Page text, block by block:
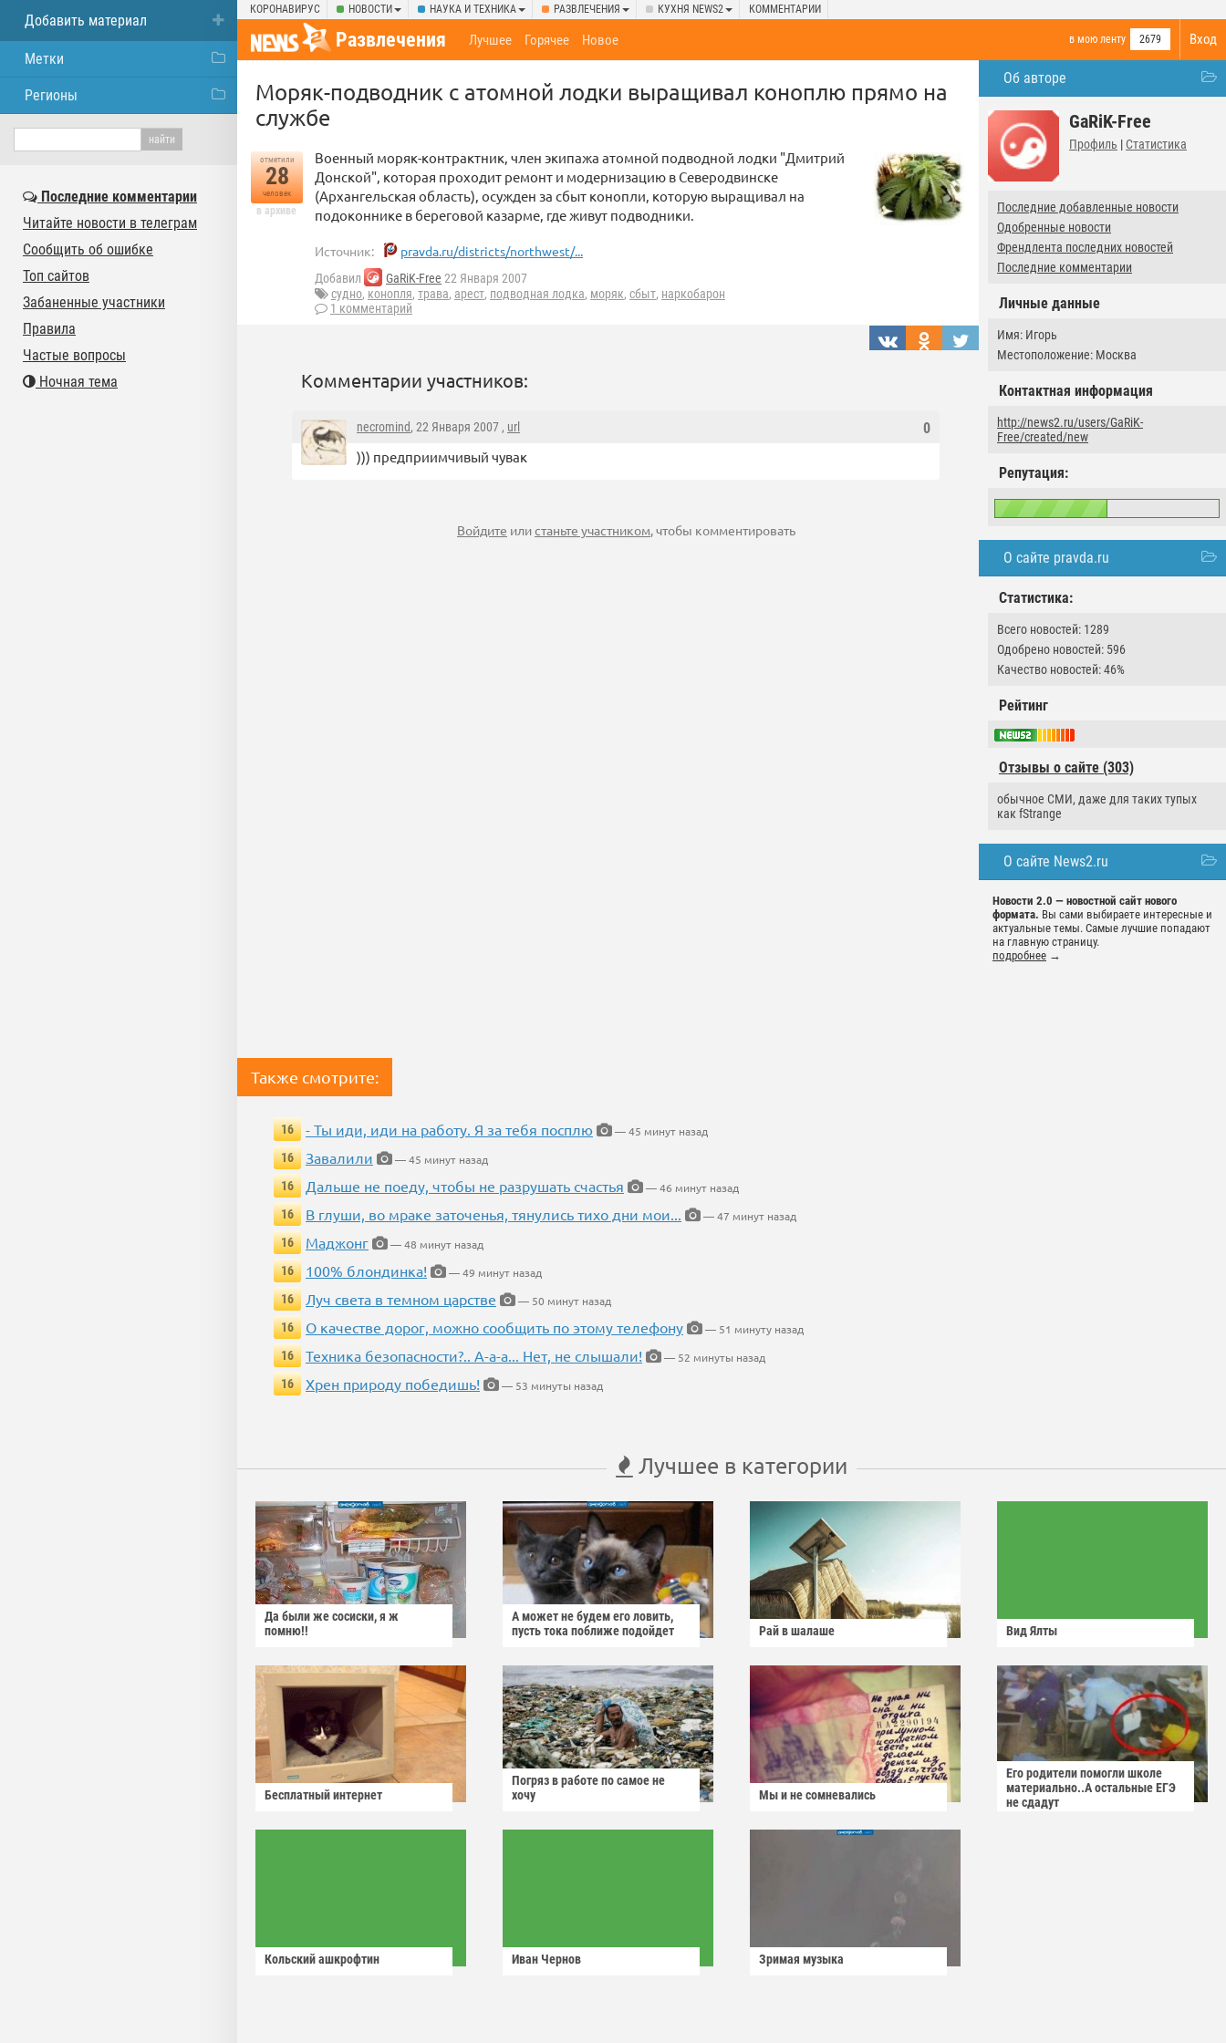
КОРОНАВИРУС НОВОСТИ НАУКА И ТЕХНИКА РАЗВЛЕЧЕНИЯ КУХНЯ NEWS2 КОММЕНТАРИИ
Вход
Развлечения в мою ленту 2679
Лучшее Горячее Новое
Об авторе
GaRiK-Free
Профиль | Статистика
Последние добавленные новости
Одобренные новости
Френдлента последних новостей
Последние комментарии
Личные данные
Имя: Игорь
Местоположение: Москва
Контактная информация
http://news2.ru/users/GaRiK-
Free/created/new
Репутация:
О сайте pravda.ru
Статистика:
Всего новостей: 1289
Одобрено новостей: 596
Качество новостей: 46%
Рейтинг
Отзывы о сайте (303)
обычное СМИ, даже для таких тупых
как fStrange
О сайте News2.ru
Новости 2.0 — новостной сайт нового
формата. Вы сами выбираете интересные и
актуальные темы. Самые лучшие попадают
на главную страницу.
подробнее →
Моряк-подводник с атомной лодки выращивал коноплю прямо на
службе
отметили
28
человек
в архиве
Военный моряк-контрактник, член экипажа атомной подводной лодки "Дмитрий
Донской", которая проходит ремонт и модернизацию в Северодвинске
(Архангельская область), осужден за сбыт конопли, которую выращивал на
подоконнике в береговой казарме, где живут подводники.
Источник: pravda.ru/districts/northwest/...
Добавил GaRiK-Free 22 Января 2007
судно, конопля, трава, арест, подводная лодка, моряк, сбыт, наркобарон
1 комментарий
Комментарии участников:
0
necromind, 22 Января 2007 , url
))) предприимчивый чувак
Войдите илистаньте участником, чтобы комментировать
Также смотрите:
16 - Ты иди, иди на работу. Я за тебя посплю
— 45 минут назад
16
Завалили
— 45 минут назад
16
Дальше не поеду, чтобы не разрушать счастья
— 46 минут назад
16
В глуши, во мраке заточенья, тянулись тихо дни мои...
— 47 минут назад
16
Маджонг
— 48 минут назад
16
100% блондинка!
— 49 минут назад
16
Луч света в темном царстве
— 50 минут назад
16
О качестве дорог, можно сообщить по этому телефону
— 51 минуту назад
16
Техника безопасности?.. А-а-а... Нет, не слышали!
— 52 минуты назад
16
Хрен природу победишь! — 53 минуты назад
Лучшее в категории
Да были же сосиски, я ж
помню!!
А может не будем его ловить,
пусть тока поближе подойдет
Рай в шалаше Вид Ялты
Бесплатный интернет
Погряз в работе по самое не
хочу
Мы и не сомневались
Его родители помогли школе
материально..А остальные ЕГЭ
не сдадут
Кольский ашкрофтин Иван Чернов Зримая музыка
Добавить материал
Метки
Регионы
Последние комментарии
Читайте новости в телеграм
Сообщить об ошибке
Топ сайтов
Забаненные участники
Правила
Частые вопросы
Ночная тема